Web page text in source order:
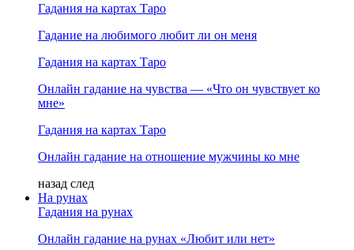
Гадания на картах Таро
Гадание на любимого любит ли он меня
Гадания на картах Таро
Онлайн гадание на чувства — «Что он чувствует ко
мне»
Гадания на картах Таро
Онлайн гадание на отношение мужчины ко мне
назад след
На рунах
Гадания на рунах
Онлайн гадание на рунах «Любит или нет»